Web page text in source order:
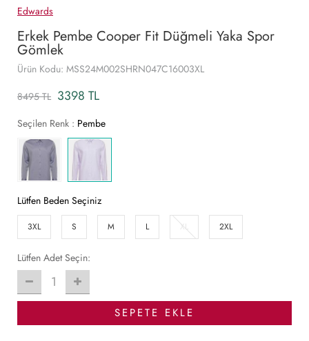
Edwards
Erkek Pembe Cooper Fit Düğmeli Yaka Spor
Gömlek
Ürün Kodu: MSS24M002SHRN047C16003XL
8495 TL 3398 TL
Seçilen Renk : Pembe
Lütfen Beden Seçiniz
3XL S M L XL 2XL
Lütfen Adet Seçin:
1
SEPETE EKLE